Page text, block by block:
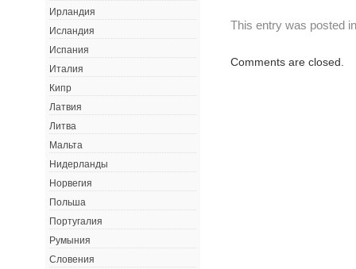
This entry was posted
Comments are closed.
Ирландия
Исландия
Испания
Италия
Кипр
Латвия
Литва
Мальта
Нидерланды
Норвегия
Польша
Португалия
Румыния
Словения